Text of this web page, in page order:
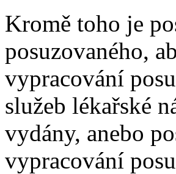
Kromě toho je
posuzovaného,
vypracování
služeb lékařské
vydány, anebo
vypracování